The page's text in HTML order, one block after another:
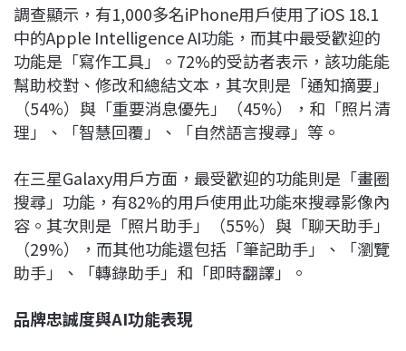
調查顯示，有1,000多名iPhone用戶使用了iOS 18.1
中的Apple Intelligence AI功能，而其中最受歡迎的
功能是「寫作工具」。72%的受訪者表示，該功能能
幫助校對、修改和總結文本，其次則是「通知摘要」
（54%）與「重要消息優先」（45%），和「照片清
理」、「智慧回覆」、「自然語言搜尋」等。
在三星Galaxy用戶方面，最受歡迎的功能則是「畫圈
搜尋」功能，有82%的用戶使用此功能來搜尋影像內
容。其次則是「照片助手」（55%）與「聊天助手」
（29%），而其他功能還包括「筆記助手」、「瀏覽
助手」、「轉錄助手」和「即時翻譯」。
品牌忠誠度與AI功能表現